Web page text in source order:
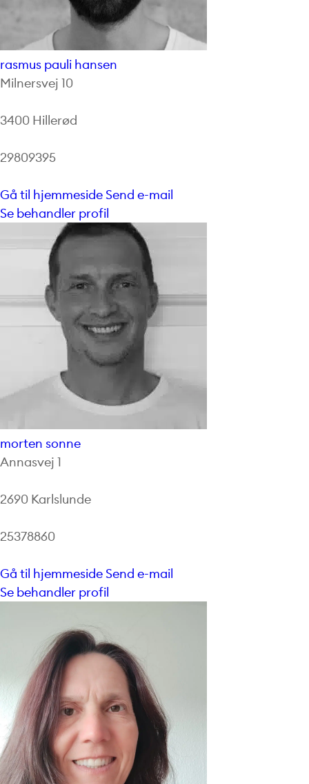
rasmus pauli hansen
Milnersvej 10
3400 Hillerød
29809395
Gå til hjemmesideSend e-mail
Se behandler profil
morten sonne
Annasvej 1
2690 Karlslunde
25378860
Gå til hjemmesideSend e-mail
Se behandler profil